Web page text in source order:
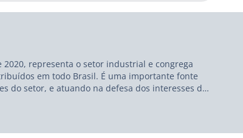
2020, representa o setor industrial e congrega
em todo Brasil. É uma importante fonte
do setor, e atuando na defesa dos interesses de
em suas comissões de assuntos regulatórios,